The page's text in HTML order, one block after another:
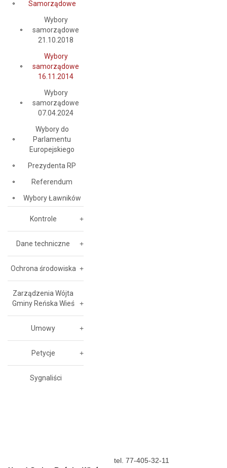
Samorządowe
Wybory
samorządowe
21.10.2018
Wybory
samorządowe
16.11.2014
Wybory
samorządowe
07.04.2024
Wybory do
Parlamentu
Europejskiego
Prezydenta RP
Referendum
Wybory Ławników
Kontrole
Dane techniczne
Ochrona środowiska
Zarządzenia Wójta
Gminy Reńska Wieś
Umowy
Petycje
Sygnaliści
tel. 77-405-32-11